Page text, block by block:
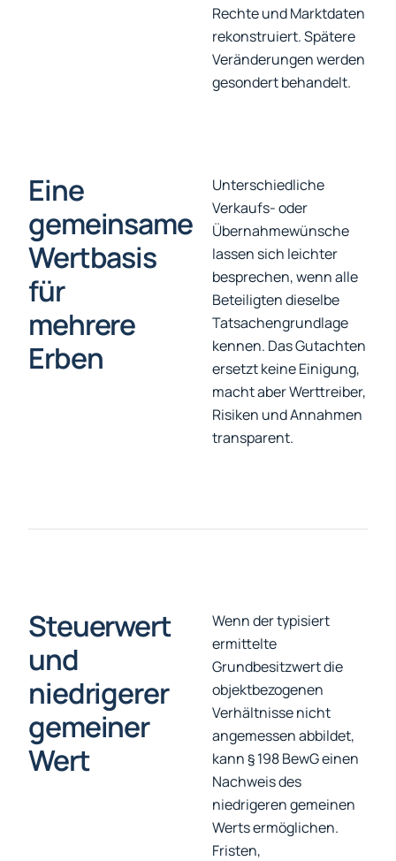
Rechte und Marktdaten
rekonstruiert. Spätere
Veränderungen werden
gesondert behandelt.
Eine
gemeinsame
Wertbasis
für
mehrere
Erben
Unterschiedliche
Verkaufs- oder
Übernahmewünsche
lassen sich leichter
besprechen, wenn alle
Beteiligten dieselbe
Tatsachengrundlage
kennen. Das Gutachten
ersetzt keine Einigung,
macht aber Werttreiber,
Risiken und Annahmen
transparent.
Steuerwert
und
niedrigerer
gemeiner
Wert
Wenn der typisiert
ermittelte
Grundbesitzwert die
objektbezogenen
Verhältnisse nicht
angemessen abbildet,
kann § 198 BewG einen
Nachweis des
niedrigeren gemeinen
Werts ermöglichen.
Fristen,